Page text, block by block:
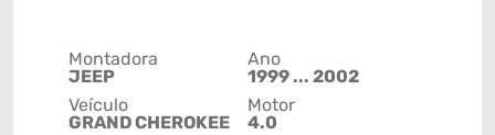
Montadora
JEEP
Veículo
GRAND CHEROKEE
Ano
1999 ... 2002
Motor
4.0